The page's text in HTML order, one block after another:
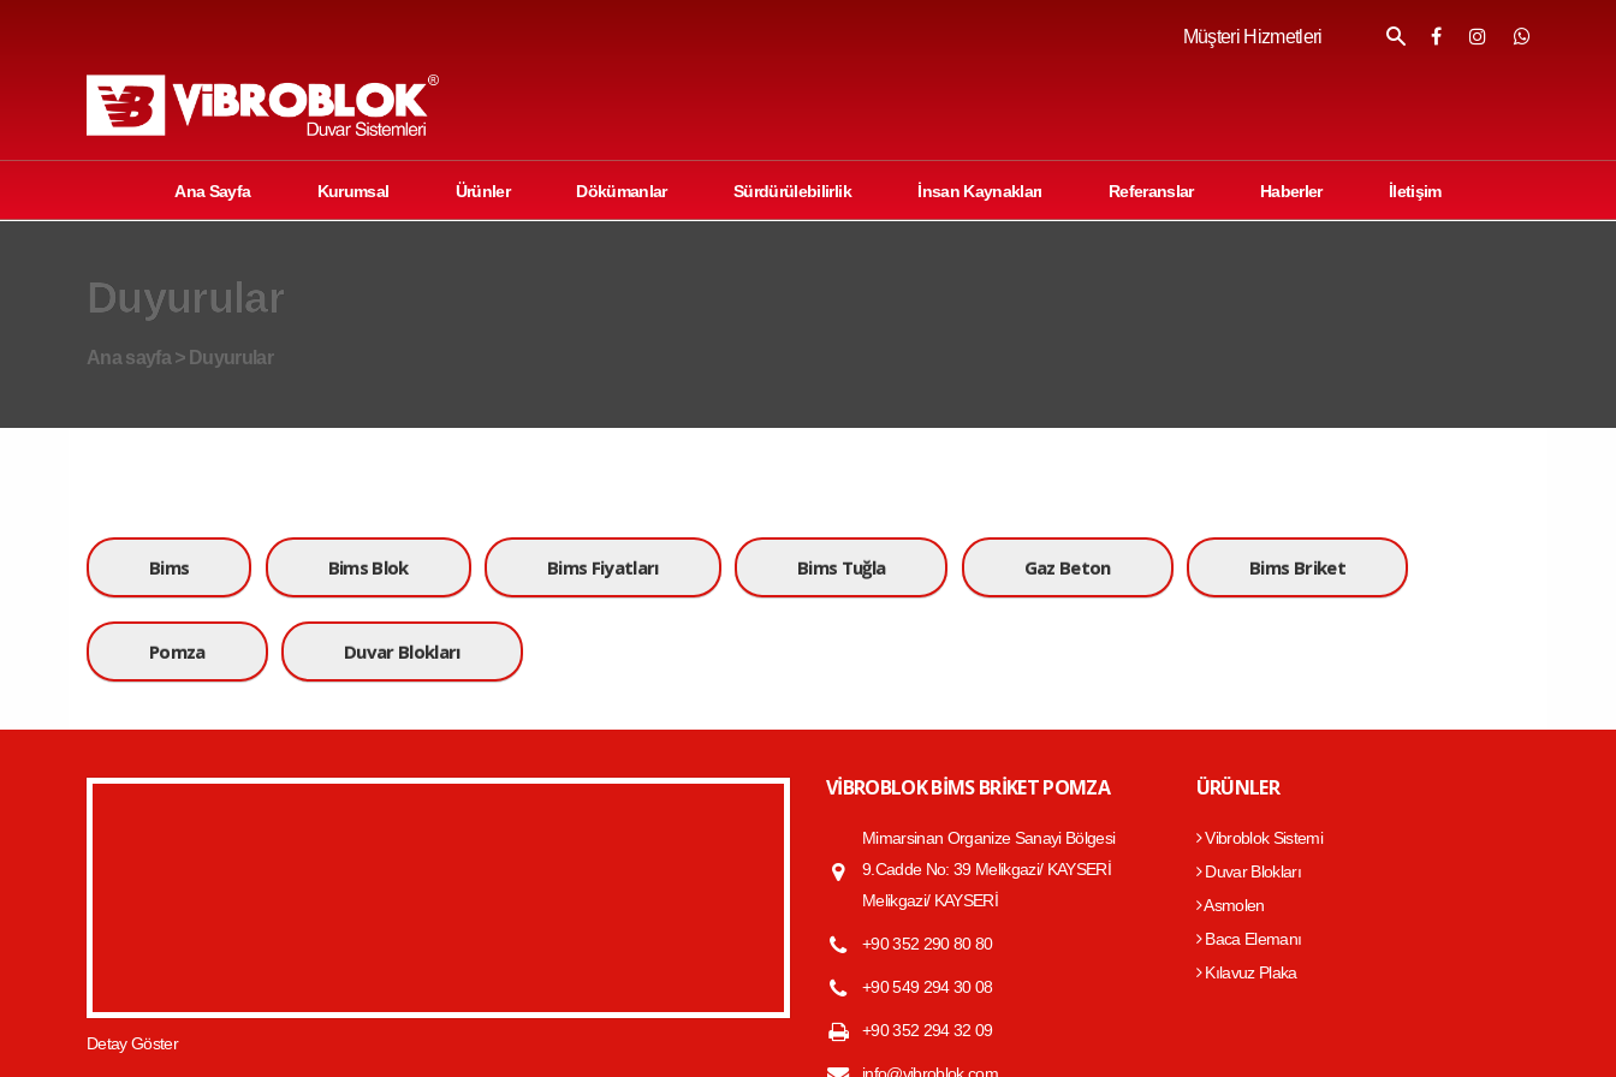
Müşteri Hizmetleri
Ana Sayfa Kurumsal Ürünler Dökümanlar Sürdürülebilirlik İnsan Kaynakları Referanslar Haberler İletişim
Duyurular
Ana sayfa > Duyurular
Bims Bims Blok Bims Fiyatları Bims Tuğla Gaz Beton Bims Briket
Pomza Duvar Blokları
Detay Göster
VIBROBLOK BIMS BRIKET POMZA
Mimarsinan Organize Sanayi Bölgesi
9.Cadde No: 39 Melikgazi/ KAYSERİ
Melikgazi/ KAYSERİ
+90 352 290 80 80
+90 549 294 30 08
+90 352 294 32 09
ÜRÜNLER
Vibroblok Sistemi
Duvar Blokları
Asmolen
Baca Elemanı
Kılavuz Plaka